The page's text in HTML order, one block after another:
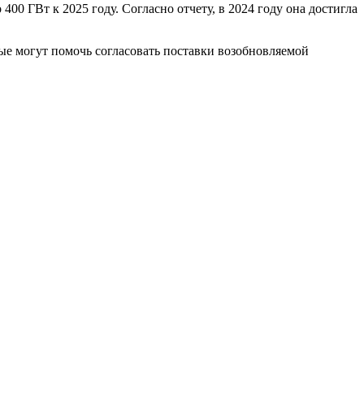
ГВт к 2025 году. Согласно отчету, в 2024 году она достигла
помочь согласовать поставки возобновляемой